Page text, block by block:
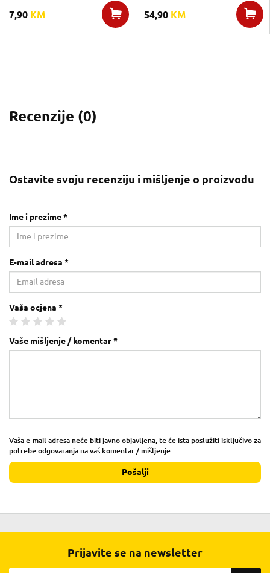
7,90 KM 54,90 KM
Recenzije (0)
Ostavite svoju recenziju i mišljenje o proizvodu
Ime i prezime *
E-mail adresa *
Vaša ocjena *
Vaše mišljenje / komentar *
Vaša e-mail adresa neće biti javno objavljena, te će ista poslužiti isključivo za
potrebe odgovaranja na vaš komentar / mišljenje.
Pošalji
Prijavite se na newsletter